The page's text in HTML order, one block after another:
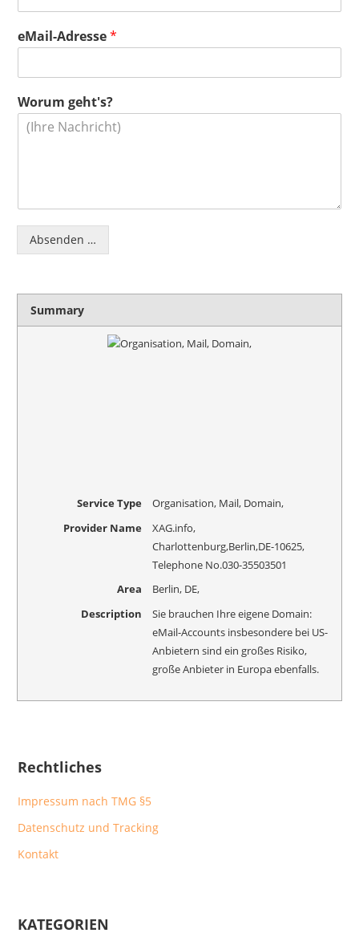
i
-
d
e
g
t
s
eMail-Adresse*
Worum geht's?
Absenden …
Summary
Service Type
Organisation, Mail, Domain,
Provider Name
XAG.info,
Charlottenburg,Berlin,DE-10625,
Telephone No.030-35503501
Area
Berlin, DE,
Description
Sie brauchen Ihre eigene Domain:
eMail-Accounts insbesondere bei US-
Anbietern sind ein großes Risiko,
große Anbieter in Europa ebenfalls.
Rechtliches
Impressum nach TMG §5
Datenschutz und Tracking
Kontakt
KATEGORIEN